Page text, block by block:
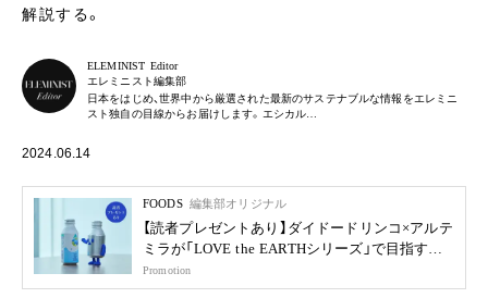
解説する。
ELEMINIST Editor
エレミニスト編集部
日本をはじめ、世界中から厳選された最新のサステナブルな情報をエレミニ
スト独自の目線からお届けします。エシカル…
2024.06.14
FOODS 編集部オリジナル
【読者プレゼントあり】ダイドードリンコ×アルテ
ミラが「LOVE the EARTHシリーズ」で目指す未
来
Promotion